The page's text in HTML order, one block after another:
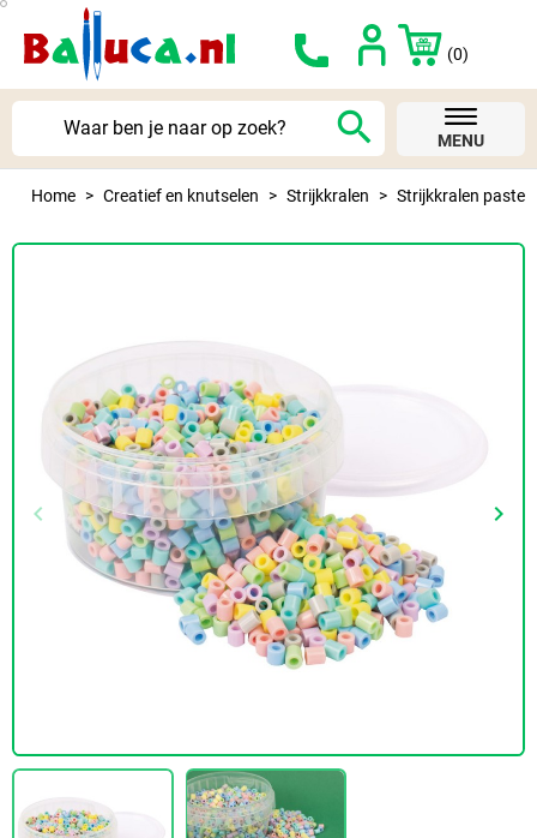
(0)
search MENU
Home Creatief en knutselen Strijkkralen Strijkkralen pastel
Vorige
keyboard_arrow_left keyboard_arrow_right